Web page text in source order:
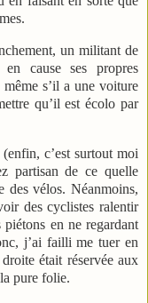
un militant de
cause ses propres
s’il a une voiture
qu’il est écolo par
c’est surtout moi
partisan de ce quelle
des vélos. Néanmoins,
des cyclistes ralentir
en ne regardant
j’ai failli me tuer en
était réservée aux
pure folie.